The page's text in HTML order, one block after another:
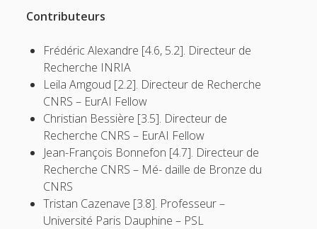
i
t
t
e
r
a
i
l
Contributeurs
Frédéric Alexandre [4.6, 5.2]. Directeur de
Recherche INRIA
Leila Amgoud [2.2]. Directeur de Recherche
CNRS – EurAI Fellow
Christian Bessière [3.5]. Directeur de
Recherche CNRS – EurAI Fellow
Jean-François Bonnefon [4.7]. Directeur de
Recherche CNRS – Mé- daille de Bronze du
CNRS
Tristan Cazenave [3.8]. Professeur –
Université Paris Dauphine – PSL